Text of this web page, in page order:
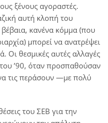
ξένους αγοραστές.
αυτή κλοπή του
κανένα κόμμα (που
μπορεί να ανατρέψει
Οι θεσμικές αυτές αλλαγές
’90, όταν προσπαθούσαν
τις περάσουν ―με πολύ
του ΣΕΒ για την